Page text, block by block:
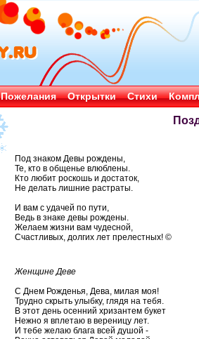
Пожелания Открытки Стихи
Под знаком Девы рождены,
Те, кто в общенье влюблены.
Кто любит роскошь и достаток,
Не делать лишние растраты.
И вам с удачей по пути,
Ведь в знаке девы рождены.
Желаем жизни вам чудесной,
Счастливых, долгих лет прелестных! ©
Женщине Деве
C Днем Рожденья, Дева, милая моя!
Трудно скрыть улыбку, глядя на тебя.
В этот день осенний хризантем букет
Нежно я вплетаю в вереницу лет.
И тебе желаю блага всей душой -